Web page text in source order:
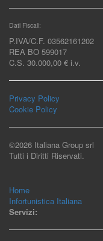
Dati Fiscali:
P.IVA/C.F. 03562161202
REA BO 599017
C.S. 30.000,00 € i.v.
Privacy Policy
Cookie Policy
©2026 Italiana Group srl
Tutti i Diritti Riservati.
Home
Infortunistica Italiana
Servizi: